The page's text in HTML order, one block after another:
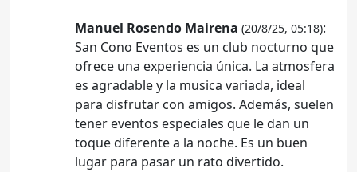
Manuel Rosendo Mairena (20/8/25, 05:18):
San Cono Eventos es un club nocturno que
ofrece una experiencia única. La atmosfera
es agradable y la musica variada, ideal
para disfrutar con amigos. Además, suelen
tener eventos especiales que le dan un
toque diferente a la noche. Es un buen
lugar para pasar un rato divertido.